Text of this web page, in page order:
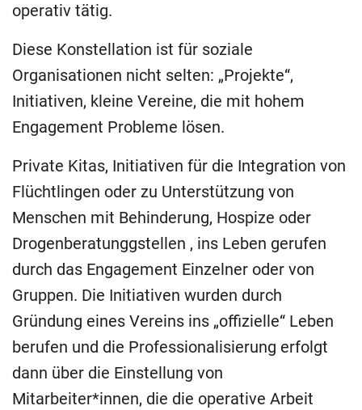
operativ tätig.
Diese Konstellation ist für soziale
Organisationen nicht selten: „Projekte“,
Initiativen, kleine Vereine, die mit hohem
Engagement Probleme lösen.
Private Kitas, Initiativen für die Integration von
Flüchtlingen oder zu Unterstützung von
Menschen mit Behinderung, Hospize oder
Drogenberatunggstellen , ins Leben gerufen
durch das Engagement Einzelner oder von
Gruppen. Die Initiativen wurden durch
Gründung eines Vereins ins „offizielle“ Leben
berufen und die Professionalisierung erfolgt
dann über die Einstellung von
Mitarbeiter*innen, die die operative Arbeit